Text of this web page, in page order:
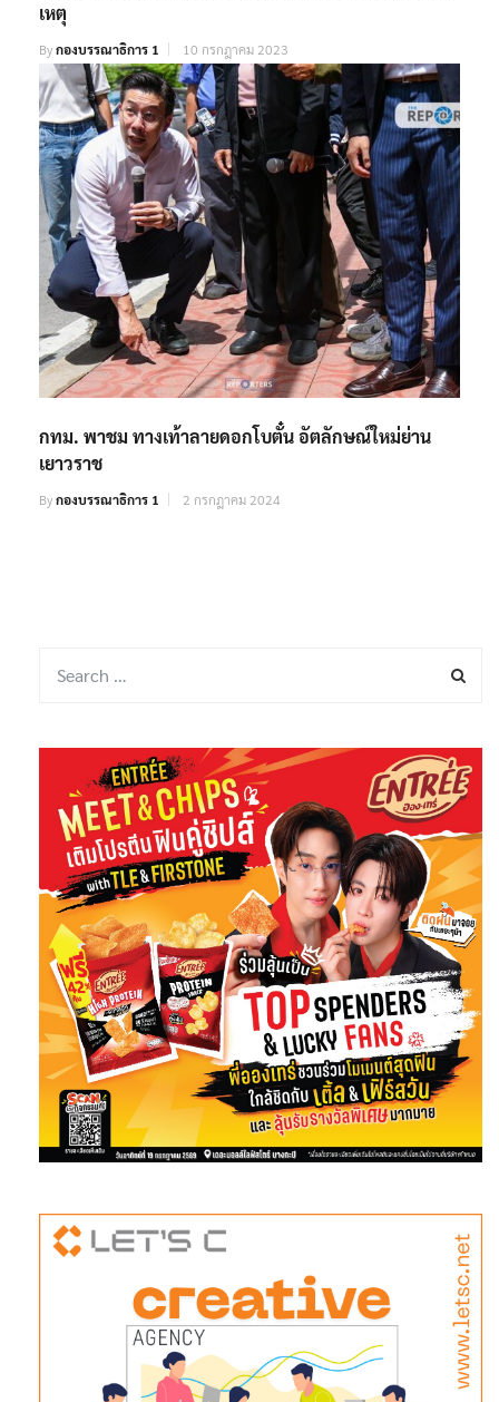
เหตุ
Byกองบรรณาธิการ 1 10 กรกฎาคม 2023
กทม. พาชม ทางเท้าลายดอกโบตั๋น อัตลักษณ์ใหม่ย่าน
เยาวราช
Byกองบรรณาธิการ 1 2 กรกฎาคม 2024